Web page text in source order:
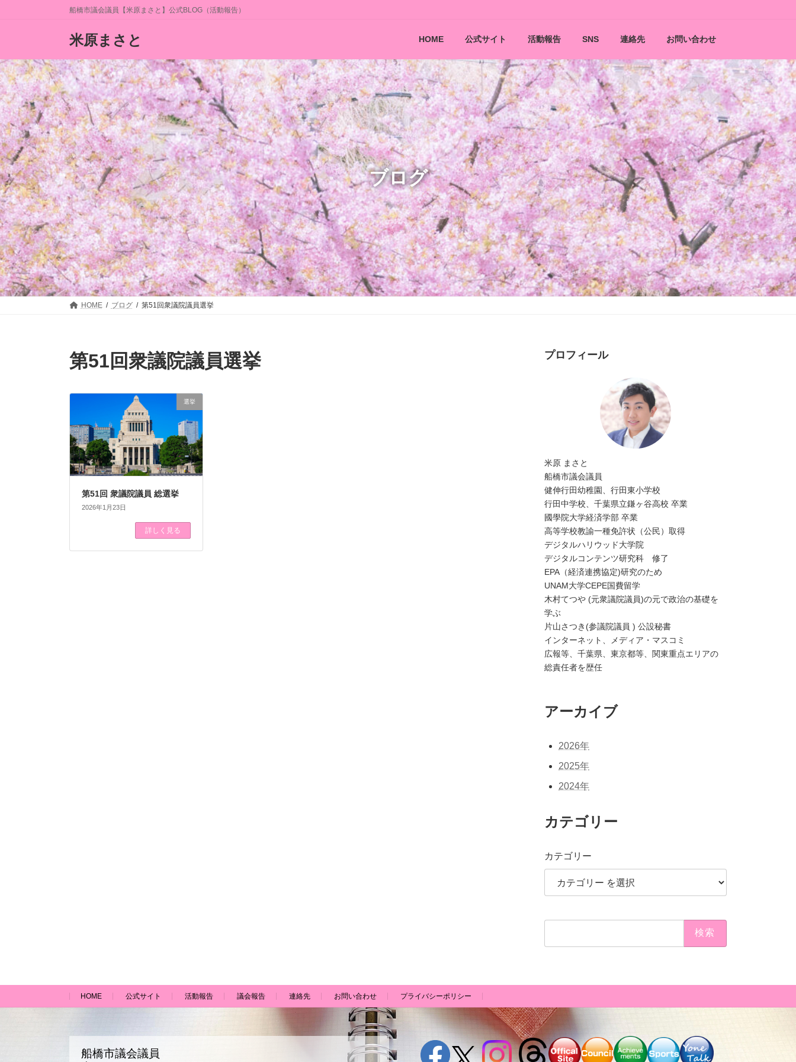
へ
ス
キ
ッ
プ
ョ
ン
に
移
動
船橋市議会議員【米原まさと】公式BLOG（活動報告）
米原まさと HOME 公式サイト 活動報告 SNS 連絡先 お問い合わせ
ブログ
HOME ブログ 第51回衆議院議員選挙
第51回衆議院議員選挙
選挙
第51回 衆議院議員 総選挙
2026年1月23日
詳しく見る
プロフィール
米原 まさと
船橋市議会議員
健伸行田幼稚園、行田東小学校
行田中学校、千葉県立鎌ヶ谷高校 卒業
國學院大学経済学部 卒業
高等学校教諭一種免許状（公民）取得
デジタルハリウッド大学院
デジタルコンテンツ研究科 修了
EPA（経済連携協定)研究のため
UNAM大学CEPE国費留学
木村てつや (元衆議院議員)の元で政治の基礎を
学ぶ
片山さつき(参議院議員 ) 公設秘書
インターネット、メディア・マスコミ
広報等、千葉県、東京都等、関東重点エリアの
総責任者を歴任
アーカイブ
2026年
2025年
2024年
カテゴリー
カテゴリー
HOME 公式サイト 活動報告 議会報告 連絡先 お問い合わせ プライバシーポリシー
船橋市議会議員